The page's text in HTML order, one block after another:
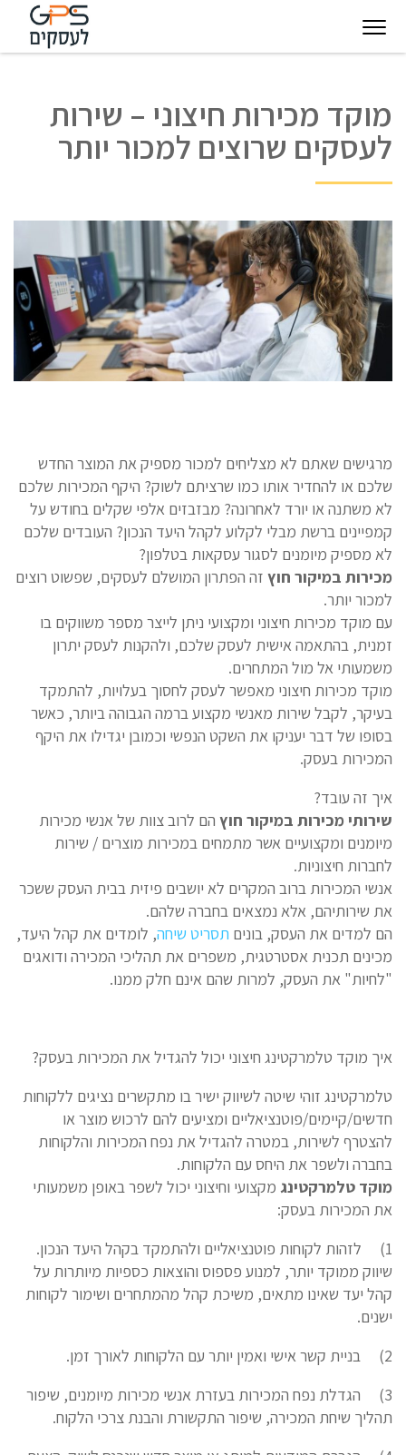
עסקיות מצפן
להצלחה
לקוחותינו
מוקד מכירות חיצוני – שירות
לעסקים שרוצים למכור יותר
מרגישים שאתם לא מצליחים למכור מספיק את המוצר החדש
שלכם או להחדיר אותו כמו שרציתם לשוק? היקף המכירות שלכם
לא משתנה או יורד לאחרונה? מבזבזים אלפי שקלים בחודש על
קמפיינים ברשת מבלי לקלוע לקהל היעד הנכון? העובדים שלכם
לא מספיק מיומנים לסגור עסקאות בטלפון?
מכירות במיקור חוץ זה הפתרון המושלם לעסקים, שפשוט רוצים
למכור יותר.
עם מוקד מכירות חיצוני ומקצועי ניתן לייצר מספר משווקים בו
זמנית, בהתאמה אישית לעסק שלכם, ולהקנות לעסק יתרון
משמעותי אל מול המתחרים.
מוקד מכירות חיצוני מאפשר לעסק לחסוך בעלויות, להתמקד
בעיקר, לקבל שירות מאנשי מקצוע ברמה הגבוהה ביותר, כאשר
בסופו של דבר יעניקו את השקט הנפשי וכמובן יגדילו את היקף
המכירות בעסק.
איך זה עובד?
שירותי מכירות במיקור חוץ הם לרוב צוות של אנשי מכירות
מיומנים ומקצועיים אשר מתמחים במכירות מוצרים / שירות
לחברות חיצוניות.
אנשי המכירות ברוב המקרים לא יושבים פיזית בבית העסק ששכר
את שירותיהם, אלא נמצאים בחברה שלהם.
הם למדים את העסק, בונים תסריט שיחה, לומדים את קהל היעד,
מכינים תכנית אסטרטגית, משפרים את תהליכי המכירה ודואגים
"לחיות" את העסק, למרות שהם אינם חלק ממנו.
איך מוקד טלמרקטינג חיצוני יכול להגדיל את המכירות בעסק?
טלמרקטינג זוהי שיטה לשיווק ישיר בו מתקשרים נציגים ללקוחות
חדשים/קיימים/פוטנציאליים ומציעים להם לרכוש מוצר או
להצטרף לשירות, במטרה להגדיל את נפח המכירות והלקוחות
בחברה ולשפר את היחס עם הלקוחות.
מוקד טלמרקטינג מקצועי וחיצוני יכול לשפר באופן משמעותי
את המכירות בעסק:
1)
לזהות לקוחות פוטנציאליים ולהתמקד בקהל היעד הנכון.
שיווק ממוקד יותר, למנוע פספוס והוצאות כספיות מיותרות על
קהל יעד שאינו מתאים, משיכת קהל מהמתחרים ושימור לקוחות
ישנים.
2)
בניית קשר אישי ואמין יותר עם הלקוחות לאורך זמן.
3)
הגדלת נפח המכירות בעזרת אנשי מכירות מיומנים, שיפור
תהליך שיחת המכירה, שיפור התקשורת והבנת צרכי הלקוח.